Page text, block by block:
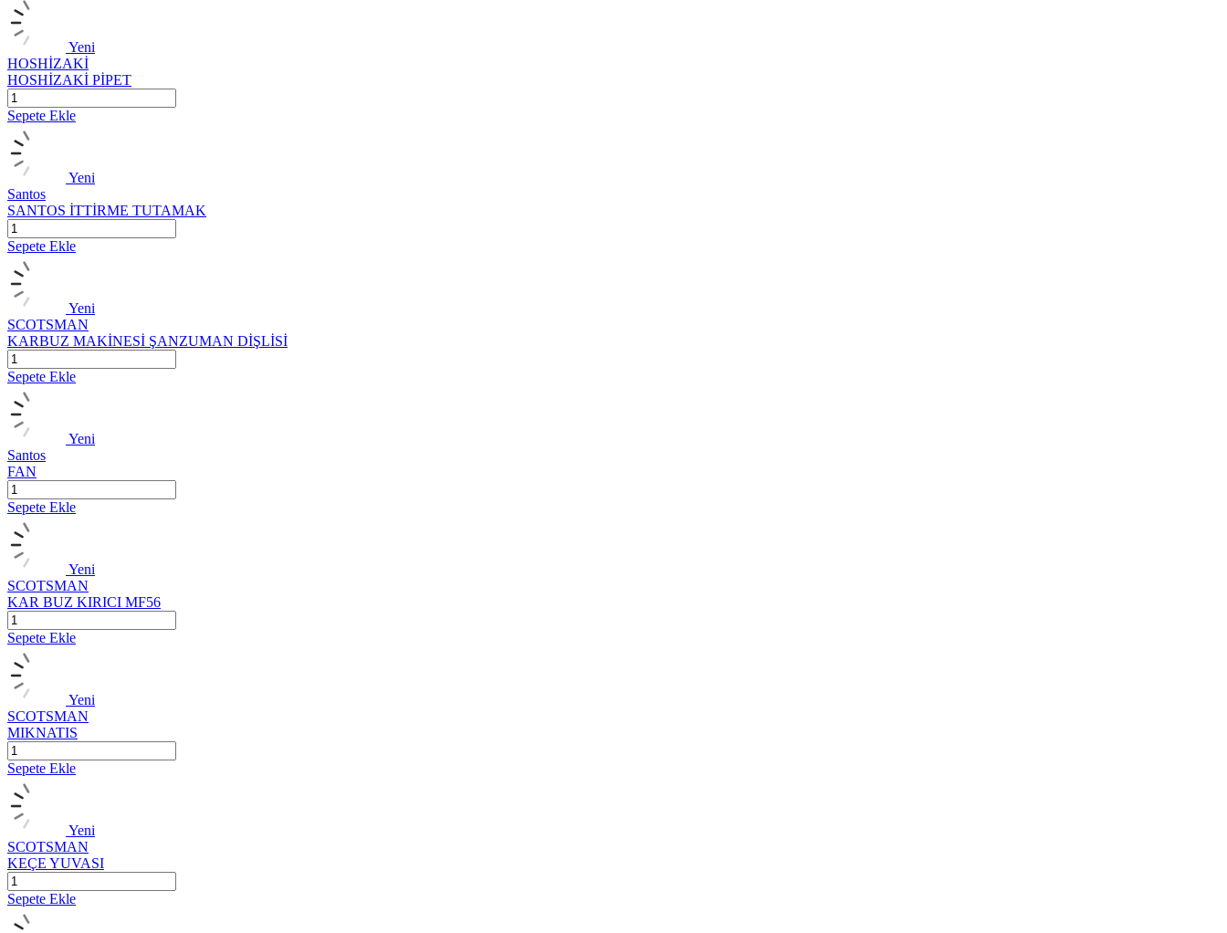
Yeni
HOSHİZAKİ
HOSHİZAKİ PİPET
Sepete Ekle
Yeni
Santos
SANTOS İTTİRME TUTAMAK
Sepete Ekle
Yeni
SCOTSMAN
KARBUZ MAKİNESİ ŞANZUMAN DİŞLİSİ
Sepete Ekle
Yeni
Santos
FAN
Sepete Ekle
Yeni
SCOTSMAN
KAR BUZ KIRICI MF56
Sepete Ekle
Yeni
SCOTSMAN
MIKNATIS
Sepete Ekle
Yeni
SCOTSMAN
KEÇE YUVASI
Sepete Ekle